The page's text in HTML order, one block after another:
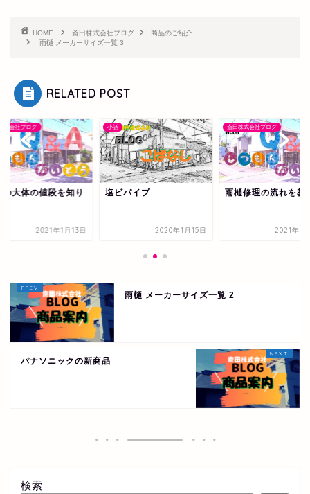
HOME 斎田株式会社ブログ
商品のご紹介
雨樋 メーカーサイズ一覧 3
RELATED POST
式会社ブログ
の大体の値段を知り
2021年1月13日
小話
塩ビパイプ
2020年1月15日
斎田株式会社ブログ
雨樋修理の流れを教
2021年4
雨樋 メーカーサイズ一覧 2
パナソニックの新商品
検索